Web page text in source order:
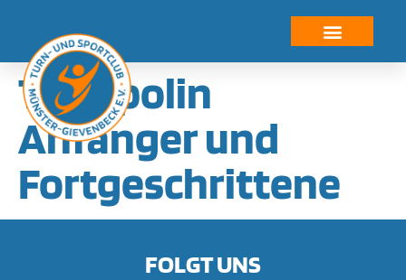
Trampolin
Anfänger und
Fortgeschrittene
FOLGT UNS